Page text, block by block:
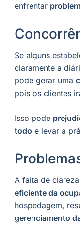
enfrentar
Se alguns
claramente a
pode gerar uma
pois os clientes
Isso pode
todo e levar a
A falta de
eficiente da
hospedagem,
gerenciamento